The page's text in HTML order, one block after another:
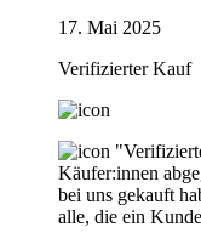
17. Mai 2025
Verifizierter Kauf
Käufer:innen
bei uns gekauft
alle, die ein